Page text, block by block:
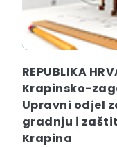
REPUBLIKA
Krapinsko-
Upravni odjel
gradnju i
Krapina